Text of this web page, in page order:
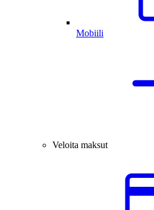
Mobiili
Veloita maksut